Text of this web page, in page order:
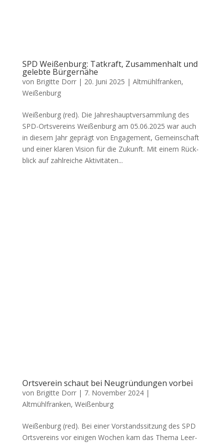
SPD Weißenburg: Tatkraft, Zusammenhalt und
gelebte Bürgernähe
von Brigitte Dorr| 20. Juni 2025 | Altmühlfranken,
Weißenburg
Wei­ßen­burg (red). Die Jah­res­haupt­ver­samm­lung des
SPD-Orts­ver­eins Wei­ßen­burg am 05.06.2025 war auch
in die­sem Jahr geprägt von Enga­ge­ment, Gemein­schaft
und einer kla­ren Visi­on für die Zukunft. Mit einem Rück­
blick auf zahl­rei­che Akti­vi­tä­ten...
Ortsverein schaut bei Neugründungen vorbei
von Brigitte Dorr| 7. November 2024|
Altmühlfranken, Weißenburg
Wei­ßen­burg (red). Bei einer Vor­stands­sit­zung des SPD
Orts­ver­eins vor eini­gen Wochen kam das The­ma Leer­